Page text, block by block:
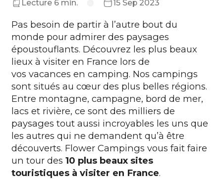
Lecture 6 min. 15 Sep 2023
Pas besoin de partir à l’autre bout du
monde pour admirer des paysages
époustouflants. Découvrez les plus beaux
lieux à visiter en France lors de
vos vacances en camping. Nos campings
sont situés au cœur des plus belles régions.
Entre montagne, campagne, bord de mer,
lacs et rivière, ce sont des milliers de
paysages tout aussi incroyables les uns que
les autres qui ne demandent qu’à être
découverts. Flower Campings vous fait faire
un tour des 10 plus beaux sites
touristiques à visiter en France.